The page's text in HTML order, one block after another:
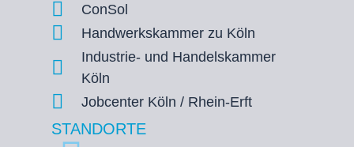
ConSol
Handwerkskammer zu Köln
Industrie- und Handelskammer
Köln
Jobcenter Köln / Rhein-Erft
STANDORTE